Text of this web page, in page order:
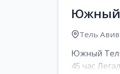
Южный
Тель
Южный
45 час